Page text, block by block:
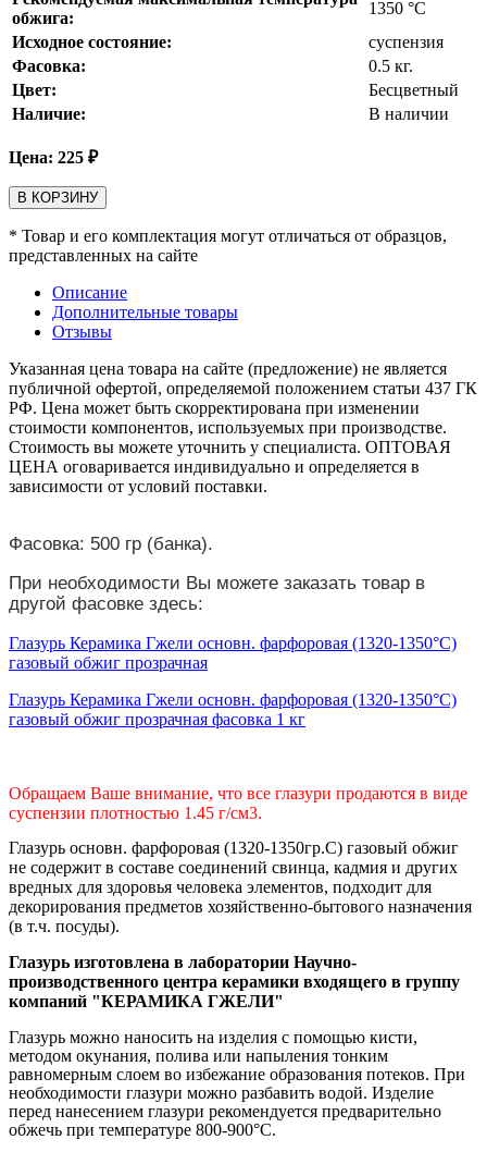
обжига:
1350 °С
Исходное состояние:
суспензия
Фасовка:
0.5 кг.
Цвет:
Бесцветный
Наличие:
В наличии
Цена: 225 ₽
В КОРЗИНУ
* Товар и его комплектация могут отличаться от образцов,
представленных на сайте
Описание
Дополнительные товары
Отзывы
Указанная цена товара на сайте (предложение) не является
публичной офертой, определяемой положением статьи 437 ГК
РФ. Цена может быть скорректирована при изменении
стоимости компонентов, используемых при производстве.
Стоимость вы можете уточнить у специалиста. ОПТОВАЯ
ЦЕНА оговаривается индивидуально и определяется в
зависимости от условий поставки.
Фасовка: 500 гр (банка).
При необходимости Вы можете заказать товар в
другой фасовке здесь:
Глазурь Керамика Гжели основн. фарфоровая (1320-1350°С)
газовый обжиг прозрачная
Глазурь Керамика Гжели основн. фарфоровая (1320-1350°С)
газовый обжиг прозрачная фасовка 1 кг
Обращаем Ваше внимание, что все глазури продаются в виде
суспензии плотностью 1.45 г/см3.
Глазурь основн. фарфоровая (1320-1350гр.С) газовый обжиг
не содержит в составе соединений свинца, кадмия и других
вредных для здоровья человека элементов, подходит для
декорирования предметов хозяйственно-бытового назначения
(в т.ч. посуды).
Глазурь изготовлена в лаборатории Научно-
производственного центра керамики входящего в группу
компаний "КЕРАМИКА ГЖЕЛИ"
Глазурь можно наносить на изделия с помощью кисти,
методом окунания, полива или напыления тонким
равномерным слоем во избежание образования потеков. При
необходимости глазури можно разбавить водой. Изделие
перед нанесением глазури рекомендуется предварительно
обжечь при температуре 800-900°С.